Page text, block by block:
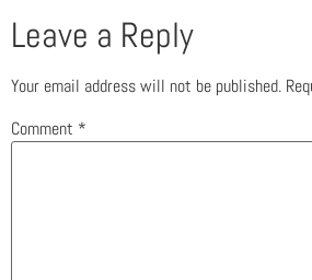
Leave a Reply
Your email address will not be published.
Comment *